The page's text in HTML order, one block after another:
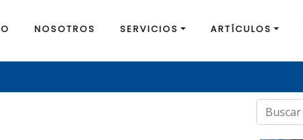
NOSOTROS SERVICIOS ARTÍCULOS